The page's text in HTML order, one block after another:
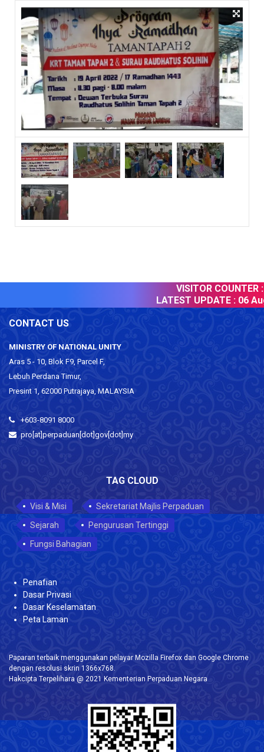
VISITOR COUNTER :
LATEST UPDATE :06
CONTACT US
MINISTRY OF NATIONAL UNITY
Aras 5 - 10, Blok F9, Parcel F,
Lebuh Perdana Timur,
Presint 1, 62000 Putrajaya, MALAYSIA
+603-8091 8000
pro[at]perpaduan[dot]gov[dot]my
TAG CLOUD
Visi & Misi
Sekretariat Majlis Perpaduan
Sejarah
Pengurusan Tertinggi
Fungsi Bahagian
Penafian
Dasar Privasi
Dasar Keselamatan
Peta Laman
Paparan terbaik menggunakan pelayar Mozilla Firefox dan Google Chrome
dengan resolusi skrin 1366x768.
Hakcipta Terpelihara @ 2021 Kementerian Perpaduan Negara